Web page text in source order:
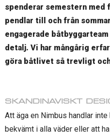
spenderar semestern med
pendlar till och från
engagerade
detalj. Vi har mångårig
göra båtlivet så trevligt
SKANDINAVISKT
Att äga en Nimbus handlar
bekvämt i alla väder eller att